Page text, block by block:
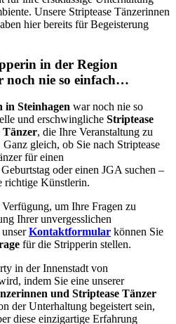
Unsere Striptease Tänzerinnen
hier bereits für Begeisterung
in der Region
noch nie so einfach…
in Steinhagen war noch nie so
und erschwingliche Striptease
Tänzer, die Ihre Veranstaltung zu
gleich, ob Sie nach Striptease
für einen
oder einen JGA suchen –
richtige Künstlerin.
um Ihre Fragen zu
Ihrer unvergesslichen
Kontaktformular können Sie
für die Stripperin stellen.
in der Innenstadt von
indem Sie eine unserer
und Striptease Tänzer
der Unterhaltung begeistert sein,
diese einzigartige Erfahrung